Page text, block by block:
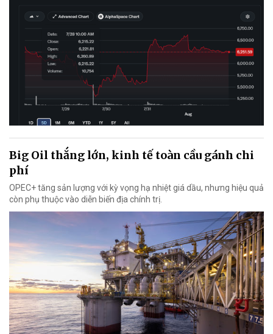
Big Oil thắng lớn, kinh tế toàn cầu gánh chi
phí
OPEC+ tăng sản lượng với kỳ vọng hạ nhiệt giá dầu, nhưng hiệu quả
còn phụ thuộc vào diễn biến địa chính trị.